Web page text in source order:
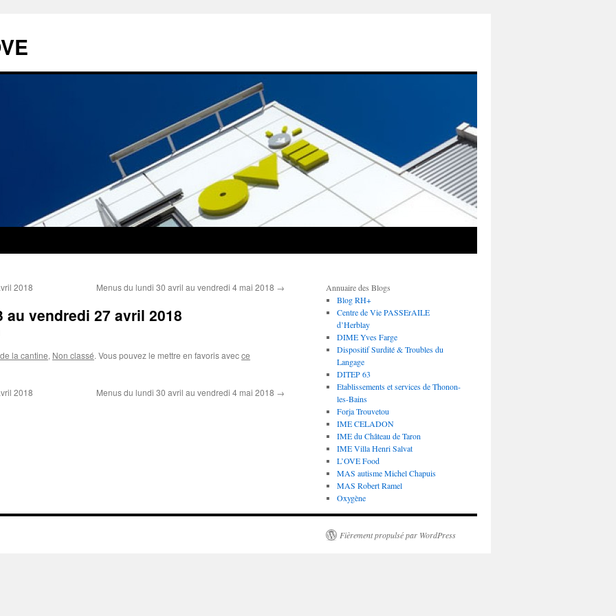
2018 Menus du lundi 30 avril au vendredi 4 mai 2018 →
vendredi 27 avril 2018
la cantine, Non classé. Vous pouvez le mettre en favoris avecce
2018 Menus du lundi 30 avril au vendredi 4 mai 2018 →
Annuaire des Blogs
Blog RH+
Centre de Vie PASSErAILE
d’Herblay
DIME Yves Farge
Dispositif Surdité & Troubles du
Langage
DITEP 63
Etablissements et services de Thonon-
les-Bains
Forja Trouvetou
IME CELADON
IME du Château de Taron
IME Villa Henri Salvat
L’OVE Food
MAS autisme Michel Chapuis
MAS Robert Ramel
Oxygène
Fièrement propulsé par WordPress